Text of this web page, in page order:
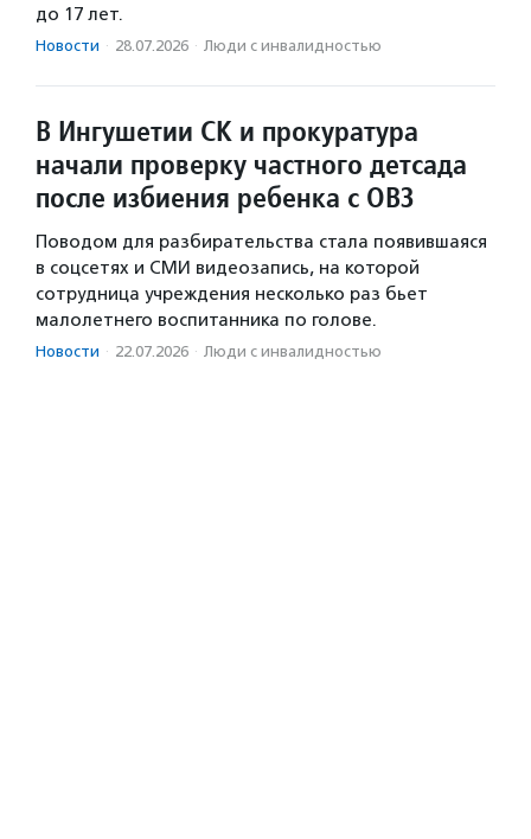
до 17 лет.
Новости · 28.07.2026 · Люди с инвалидностью
В Ингушетии СК и прокуратура
начали проверку частного детсада
после избиения ребенка с ОВЗ
Поводом для разбирательства стала появившаяся
в соцсетях и СМИ видеозапись, на которой
сотрудница учреждения несколько раз бьет
малолетнего воспитанника по голове.
Новости · 22.07.2026 · Люди с инвалидностью